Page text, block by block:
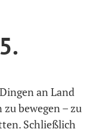
an Land
bewegen – zu
Schließlich